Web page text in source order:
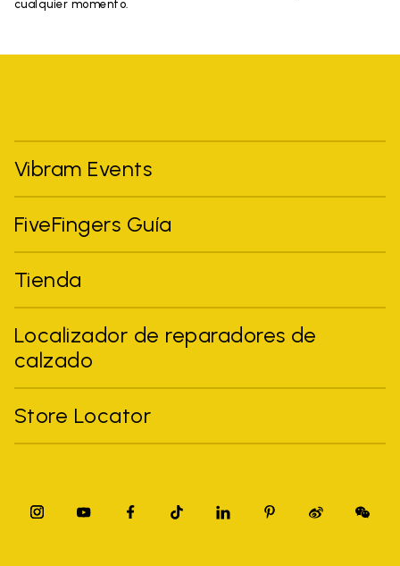
cualquier momento.
Vibram Events
FiveFingers Guía
Tienda
Localizador de reparadores de
calzado
Store Locator